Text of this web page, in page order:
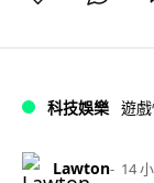
科技娛樂 遊
Lawton 14